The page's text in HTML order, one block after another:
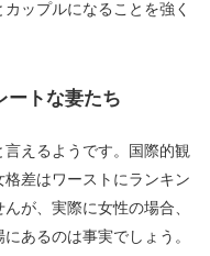
ップルになることを強く
ートな妻たち
えるようです。国際的観
差はワーストにランキン
が、実際に女性の場合、
あるのは事実でしょう。